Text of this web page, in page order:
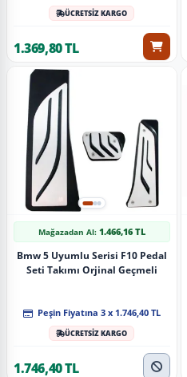
ÜCRETSİZ KARGO
1.369,80 TL
Mağazadan Al: 1.466,16 TL
Bmw 5 Uyumlu Serisi F10 Pedal
Seti Takımı Orjinal Geçmeli
Peşin Fiyatına 3 x 1.746,40 TL
ÜCRETSİZ KARGO
1.746,40 TL